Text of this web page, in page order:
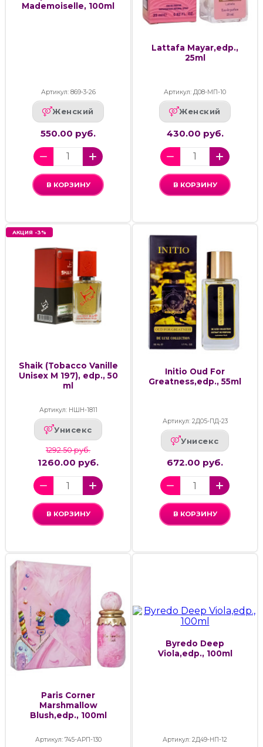
Mademoiselle, 100ml
Артикул: 869-3-26
Женский
550.00 руб.
В КОРЗИНУ
Lattafa Mayar,edp.,
25ml
Артикул: Д08-МП-10
Женский
430.00 руб.
В КОРЗИНУ
АКЦИЯ -3%
Shaik (Tobacco Vanille
Unisex M 197), edp., 50
ml
Артикул: НШН-1811
Унисекс
1292.50 руб.
1260.00 руб.
В КОРЗИНУ
Initio Oud For
Greatness,edp., 55ml
Артикул: 2Д05-ПД-23
Унисекс
672.00 руб.
В КОРЗИНУ
Paris Corner
Marshmallow
Blush,edp., 100ml
Артикул: 745-АРП-130
Byredo Deep
Viola,edp., 100ml
Артикул: 2Д49-НП-12